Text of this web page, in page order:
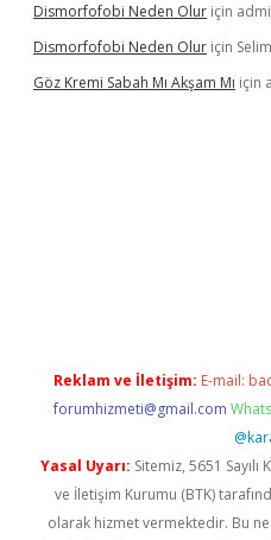
Dismorfofobi Neden Olur için
Dismorfofobi Neden Olur için Selim
Göz Kremi Sabah Mı Akşam Mı için
Reklam ve İletişim: E-mail:
forumhizmeti@gmail.com
Yasal Uyarı: Sitemiz, 5651
ve İletişim Kurumu (BTK)
olarak hizmet vermektedir. Bu